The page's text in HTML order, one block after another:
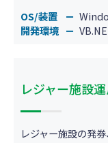
OS/装置
開発環境
レジャー施設
レジャー施設の発